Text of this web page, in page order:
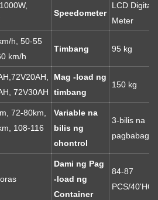
Speedometer
LCD Digital
Meter
h, 50-55
km/h
Timbang 95 kg
72V30AH
Mag -load ng
timbang
150 kg
72-80km,
108-116
Variable na
bilis ng
chontrol
3-bilis na
pagbabago
Dami ng Pag
-load ng
Container
84-87
PCS/40'HQ